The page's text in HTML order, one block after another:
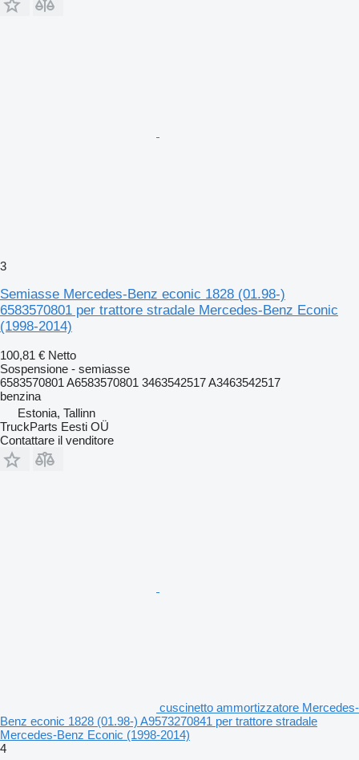
3
Semiasse Mercedes-Benz econic 1828 (01.98-)
6583570801 per trattore stradale Mercedes-Benz Econic
(1998-2014)
100,81 € Netto
Sospensione - semiasse
6583570801 A6583570801 3463542517 A3463542517
benzina
Estonia, Tallinn
TruckParts Eesti OÜ
Contattare il venditore
cuscinetto ammortizzatore Mercedes-
Benz econic 1828 (01.98-) A9573270841 per trattore stradale
Mercedes-Benz Econic (1998-2014)
4